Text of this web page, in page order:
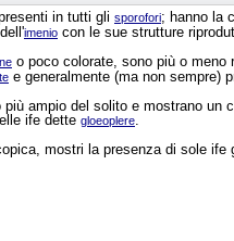
in tutti gli sporofori; hanno la
imenio con le sue strutture
o poco colorate, sono più o
e generalmente (ma non sempre)
ampio del solito e mostrano
ife dette gloeoplere.
mostri la presenza di sole